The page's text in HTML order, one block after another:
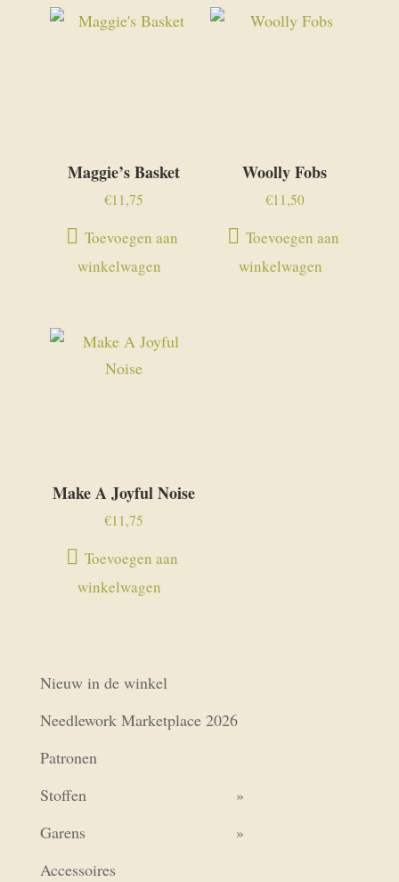
Maggie’s Basket
€11,75
Toevoegen aan
winkelwagen
Woolly Fobs
€11,50
Toevoegen aan
winkelwagen
Make A Joyful Noise
€11,75
Toevoegen aan
winkelwagen
Nieuw in de winkel
Needlework Marketplace 2026
Patronen
Stoffen
Garens
Accessoires